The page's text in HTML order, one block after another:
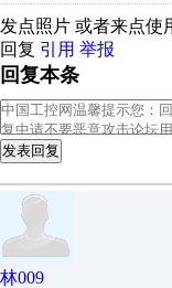
发点照片 或者来点使
回复 引用 举报
回复本条
发表回复
林009